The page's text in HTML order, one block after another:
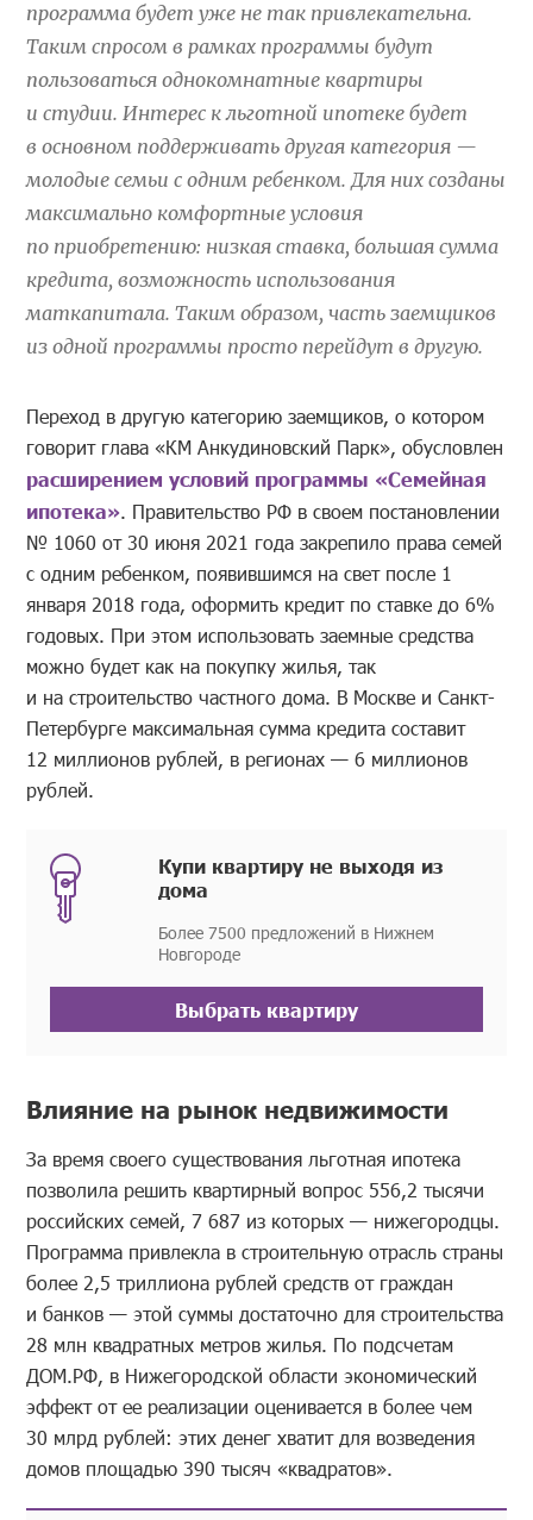
программа будет уже не так привлекательна.
Таким спросом в рамках программы будут
пользоваться однокомнатные квартиры
и студии. Интерес к льготной ипотеке будет
в основном поддерживать другая категория —
молодые семьи с одним ребенком. Для них созданы
максимально комфортные условия
по приобретению: низкая ставка, большая сумма
кредита, возможность использования
маткапитала. Таким образом, часть заемщиков
из одной программы просто перейдут в другую.
Переход в другую категорию заемщиков, о котором
говорит глава «КМ Анкудиновский Парк», обусловлен
расширением условий программы «Семейная
ипотека». Правительство РФ в своем постановлении
№ 1060 от 30 июня 2021 года закрепило права семей
с одним ребенком, появившимся на свет после 1
января 2018 года, оформить кредит по ставке до 6%
годовых. При этом использовать заемные средства
можно будет как на покупку жилья, так
и на строительство частного дома. В Москве и Санкт-
Петербурге максимальная сумма кредита составит
12 миллионов рублей, в регионах — 6 миллионов
рублей.
Купи квартиру не выходя из
дома
Более 7500 предложений в Нижнем
Новгороде
Выбрать квартиру
Влияние на рынок недвижимости
За время своего существования льготная ипотека
позволила решить квартирный вопрос 556,2 тысячи
российских семей, 7 687 из которых — нижегородцы.
Программа привлекла в строительную отрасль страны
более 2,5 триллиона рублей средств от граждан
и банков — этой суммы достаточно для строительства
28 млн квадратных метров жилья. По подсчетам
ДОМ.РФ, в Нижегородской области экономический
эффект от ее реализации оценивается в более чем
30 млрд рублей: этих денег хватит для возведения
домов площадью 390 тысяч «квадратов».